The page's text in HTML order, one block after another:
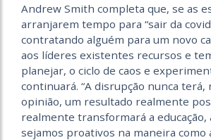
Andrew Smith completa que, se as
arranjarem tempo para “sair da
contratando alguém para um novo
aos líderes existentes recursos e
planejar, o ciclo de caos e
continuará. “A disrupção nunca terá,
opinião, um resultado realmente
realmente transformará a educação,
sejamos proativos na maneira como